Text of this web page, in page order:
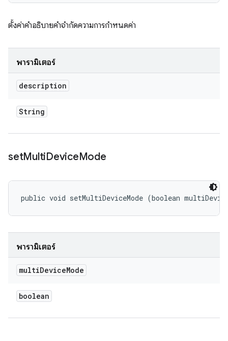
ตั้งค่าคำอธิบายคำจำกัดความการกำหนดค่า
พารามิเตอร์
description
String
setMultiDeviceMode
public void setMultiDeviceMode (boolean
พารามิเตอร์
multiDeviceMode
boolean